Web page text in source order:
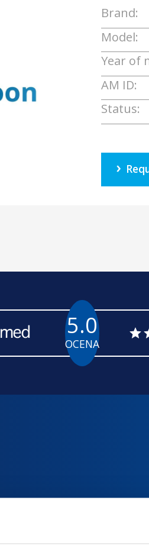
Brand:
Model:
Year of
AM ID:
Status:
5.0
OCENA